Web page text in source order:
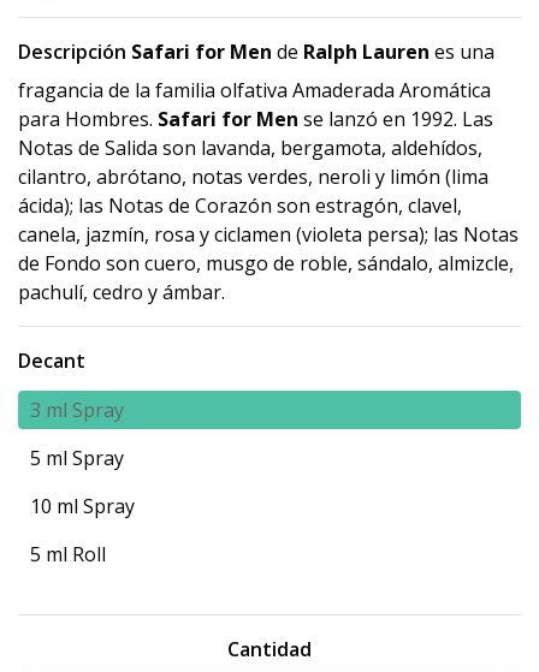
Descripción Safari for Men de Ralph Lauren es una
fragancia de la familia olfativa Amaderada Aromática
para Hombres. Safari for Men se lanzó en 1992. Las
Notas de Salida son lavanda, bergamota, aldehídos,
cilantro, abrótano, notas verdes, neroli y limón (lima
ácida); las Notas de Corazón son estragón, clavel,
canela, jazmín, rosa y ciclamen (violeta persa); las Notas
de Fondo son cuero, musgo de roble, sándalo, almizcle,
pachulí, cedro y ámbar.
Decant
3 ml Spray
5 ml Spray
10 ml Spray
5 ml Roll
Cantidad